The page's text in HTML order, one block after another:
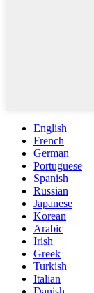
English
French
German
Portuguese
Spanish
Russian
Japanese
Korean
Arabic
Irish
Greek
Turkish
Italian